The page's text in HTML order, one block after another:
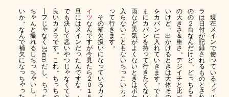
現
在
メ
イ
ン
で
使
っ
て
い
る
フ
ィ
ラ
は
日
付
が
記
録
さ
れ
る
も
の
と
さ
の
の
２
台
な
ん
だ
け
ど、
ど
っ
ち
も
の
大
き
さ
＆
重
さ。
デ
ジ
イ
チ
と
比
い
け
ど。
出
か
け
る
と
き
は
大
体
そ
を
カ
バ
ン
に
入
れ
て
い
き
ま
す。
で
ま
に
カ
バ
ン
を
持
っ
て
行
き
た
く
な
雨
な
ど
天
気
が
よ
く
な
い
と
き
は
ポ
入
ら
な
い
こ
と
も
な
い
ち
っ
こ
い
カ
っ
て
行
き
ま
す。
そ
の
補
欠
扱
い
に
な
っ
て
い
る
カ
イ
ツ
な
ん
で
す
が
今
見
た
ら
２
０
１
旦
に
は
メ
イ
ン
だ
っ
た
ん
で
す
な。
で
も
決
し
て
悪
い
や
つ
じ
ゃ
な
く
て
良
い
カ
メ
ラ
で
す。
こ
れ。
ち
っ
ち
フ
じ
ゃ
な
く
35mm
だ
し、
ち
っ
ち
ゃ
ん
と
撮
れ
る
し
ち
っ
ち
ゃ
い
し。
い
か。
な
ん
で
補
欠
に
な
っ
ち
ゃ
っ